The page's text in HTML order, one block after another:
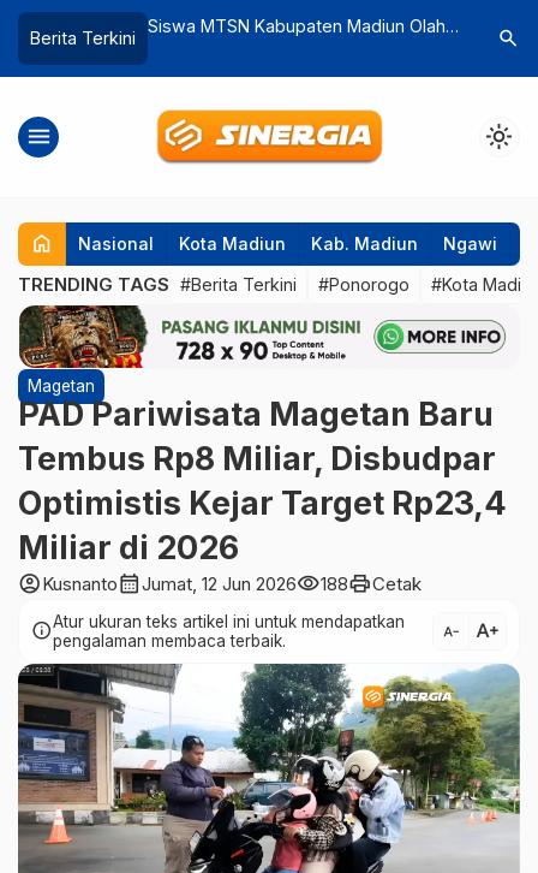
Berita Terkini
Seleksi JPTP Pemkab Madiun Masuki
Polisi
search
menu light_mode
home Nasional Kota Madiun Kab. Madiun Ngawi
TRENDING TAGS #Berita Terkini #Ponorogo #Kota
Magetan
PAD Pariwisata Magetan Baru
Tembus Rp8 Miliar, Disbudpar
Optimistis Kejar Target Rp23,4
Miliar di 2026
account_circleKusnantocalendar_monthJumat, 12 Jun 2026visibility188printCetak
infoAtur ukuran teks artikel ini untuk mendapatkan
pengalaman membaca terbaik.
text_decrease text_increase